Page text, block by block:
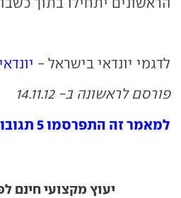
לדגמי יונדאי בישראל -
פורסם לראשונה ב- 14.11.12
למאמר זה התפרסמו 5 תגובות
יעוץ מקצועי חינם